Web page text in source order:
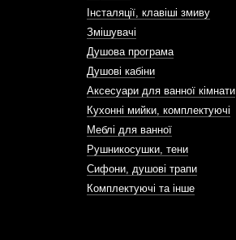
Інсталяції, клавіші змиву
Змішувачі
Душова програма
Душові кабіни
Аксесуари для ванної кімнати
Кухонні мийки, комплектуючі
Меблі для ванної
Рушникосушки, тени
Сифони, душові трапи
Комплектуючі та інше